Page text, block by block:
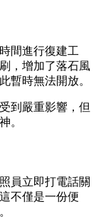
間進行復建工
，增加了落石風
暫時無法開放。
到嚴重影響，但
。
員立即打電話關
不僅是一份便